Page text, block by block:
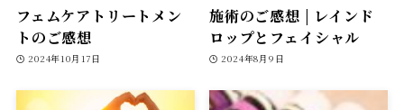
フェムケアトリートメン
トのご感想
2024年10月17日
施術のご感想 | レインド
ロップとフェイシャル
2024年8月9日